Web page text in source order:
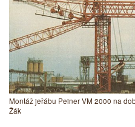
Montáž jeřábu Peiner VM 2000 na
Žák